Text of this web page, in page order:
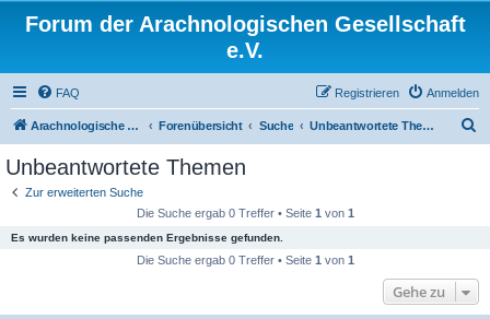
Forum der Arachnologischen Gesellschaft
e.V.
FAQ Anmelden
Registrieren
Arachnologische Gesellschaft e. V. Forenübersicht Suche Unbeantwortete Themen
Unbeantwortete Themen
Zur erweiterten Suche
Die Suche ergab 0 Treffer • Seite 1 von 1
Es wurden keine passenden Ergebnisse gefunden.
Die Suche ergab 0 Treffer • Seite 1 von 1
Gehe zu